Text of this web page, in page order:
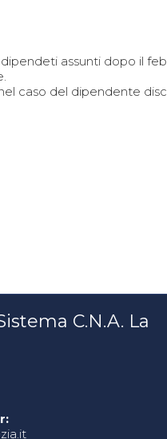
assunti dopo il
caso del dipendente
C.N.A. La